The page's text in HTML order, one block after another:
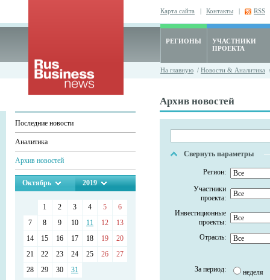
Карта сайта | Контакты | RSS
РЕГИОНЫ
УЧАСТНИКИ
ПРОЕКТА
На главную / Новости & Аналитика
Последние новости
Аналитика
Архив новостей
Октябрь 2019
1 2 3 4 5
6
7
8 9 10 11 12
13
14
15 16 17 18 19
20
21
22 23 24 25 26
27
28
29 30 31
Архив новостей
Свернуть параметры
Регион:
Участники
проекта:
Инвестиционные
проекты:
Отрасль:
За период: неделя